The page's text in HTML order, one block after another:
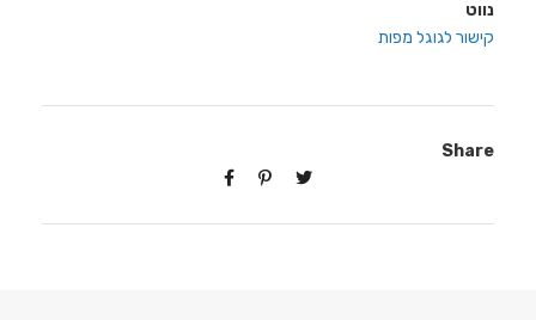
נווט
קישור לגוגל מפות
Share